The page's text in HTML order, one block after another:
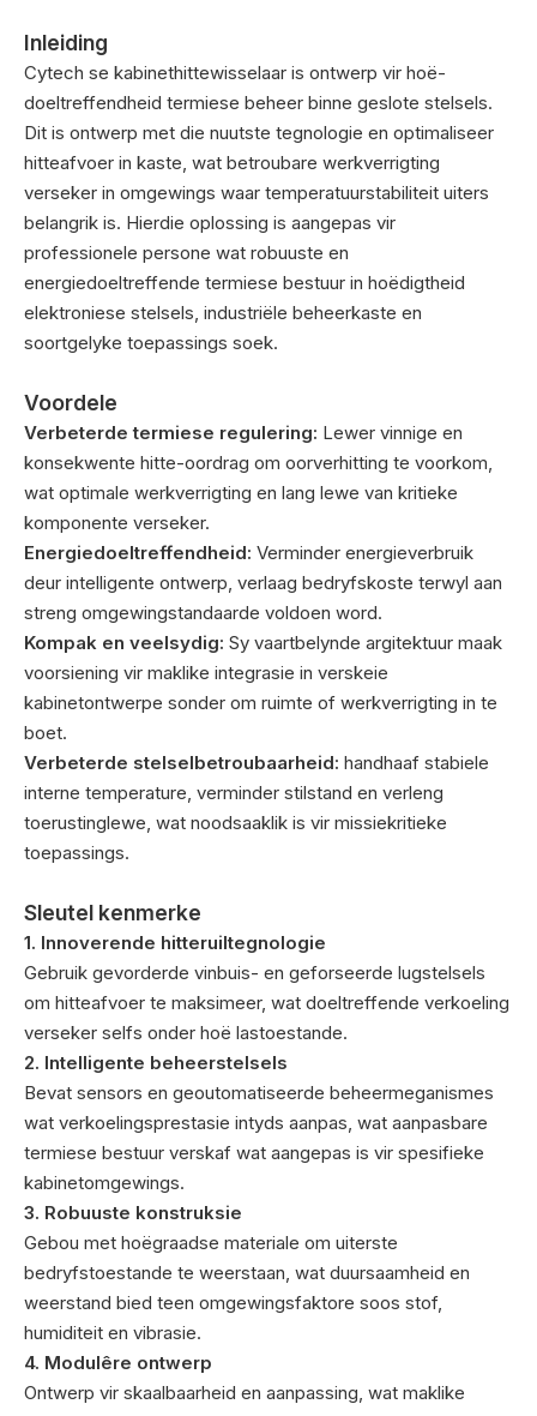
Inleiding
Cytech se kabinethittewisselaar is ontwerp vir hoë-
doeltreffendheid termiese beheer binne geslote stelsels.
Dit is ontwerp met die nuutste tegnologie en optimaliseer
hitteafvoer in kaste, wat betroubare werkverrigting
verseker in omgewings waar temperatuurstabiliteit uiters
belangrik is. Hierdie oplossing is aangepas vir
professionele persone wat robuuste en
energiedoeltreffende termiese bestuur in hoëdigtheid
elektroniese stelsels, industriële beheerkaste en
soortgelyke toepassings soek.
Voordele
Verbeterde termiese regulering: Lewer vinnige en
konsekwente hitte-oordrag om oorverhitting te voorkom,
wat optimale werkverrigting en lang lewe van kritieke
komponente verseker.
Energiedoeltreffendheid: Verminder energieverbruik
deur intelligente ontwerp, verlaag bedryfskoste terwyl aan
streng omgewingstandaarde voldoen word.
Kompak en veelsydig: Sy vaartbelynde argitektuur maak
voorsiening vir maklike integrasie in verskeie
kabinetontwerpe sonder om ruimte of werkverrigting in te
boet.
Verbeterde stelselbetroubaarheid: handhaaf stabiele
interne temperature, verminder stilstand en verleng
toerustinglewe, wat noodsaaklik is vir missiekritieke
toepassings.
Sleutel kenmerke
1. Innoverende hitteruiltegnologie
Gebruik gevorderde vinbuis- en geforseerde lugstelsels
om hitteafvoer te maksimeer, wat doeltreffende verkoeling
verseker selfs onder hoë lastoestande.
2. Intelligente beheerstelsels
Bevat sensors en geoutomatiseerde beheermeganismes
wat verkoelingsprestasie intyds aanpas, wat aanpasbare
termiese bestuur verskaf wat aangepas is vir spesifieke
kabinetomgewings.
3. Robuuste konstruksie
Gebou met hoëgraadse materiale om uiterste
bedryfstoestande te weerstaan, wat duursaamheid en
weerstand bied teen omgewingsfaktore soos stof,
humiditeit en vibrasie.
4. Modulêre ontwerp
Ontwerp vir skaalbaarheid en aanpassing, wat maklike